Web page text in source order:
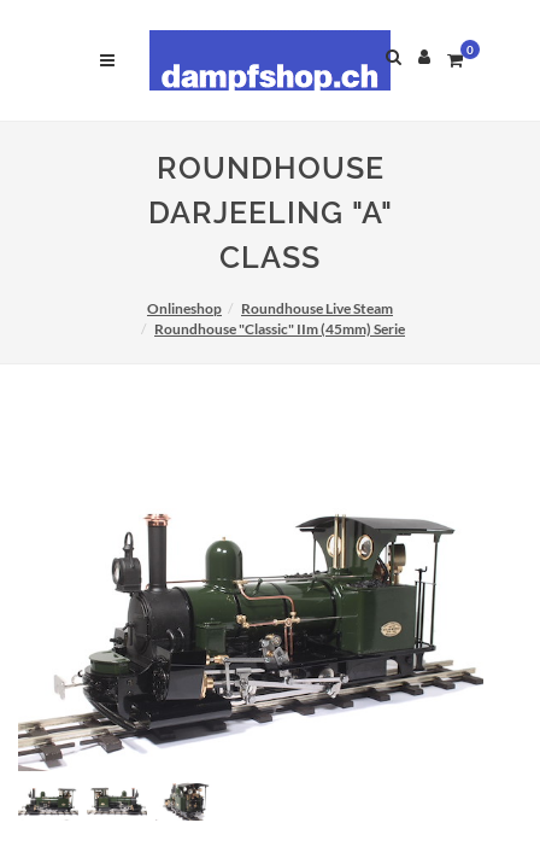
0
ROUNDHOUSE
DARJEELING "A"
CLASS
Onlineshop
Roundhouse Live Steam
Roundhouse "Classic" IIm (45mm) Serie